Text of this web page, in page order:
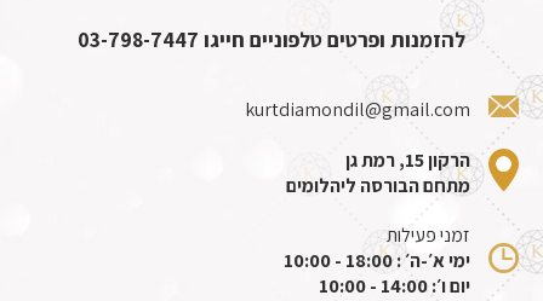
להזמנות ופרטים טלפוניים חייגו 03-798-7447
kurtdiamondil@gmail.com
הרקון 15, רמת גן
מתחם הבורסה ליהלומים
זמני פעילות
ימי א׳-ה׳ : 18:00 - 10:00
יום ו׳: 14:00 - 10:00